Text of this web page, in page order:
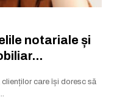
notariale și
care își doresc să